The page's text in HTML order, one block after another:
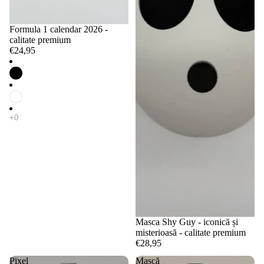
Formula 1 calendar 2026 -
calitate premium
€24,95
Masca Shy Guy - iconică și
misterioasă - calitate premium
€28,95
Pixel
Mască